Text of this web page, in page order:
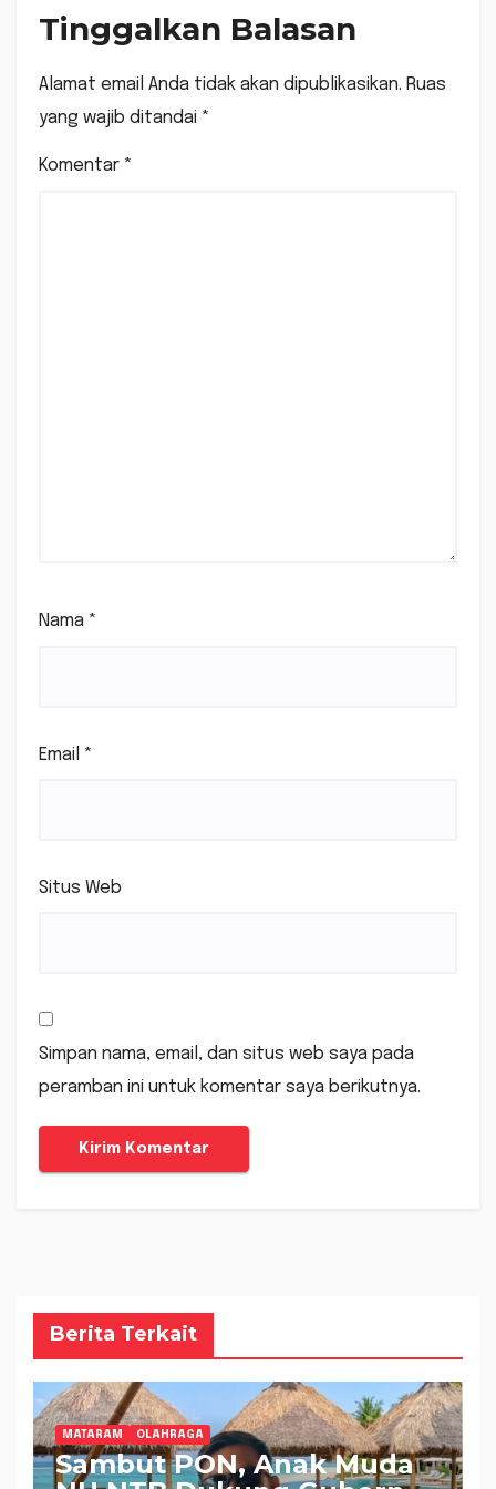
Tinggalkan Balasan
Alamat email Anda tidak akan dipublikasikan. Ruas
yang wajib ditandai *
Komentar *
Nama *
Email *
Situs Web
Simpan nama, email, dan situs web saya pada
peramban ini untuk komentar saya berikutnya.
Berita Terkait
MATARAM OLAHRAGA
Sambut PON, Anak Muda